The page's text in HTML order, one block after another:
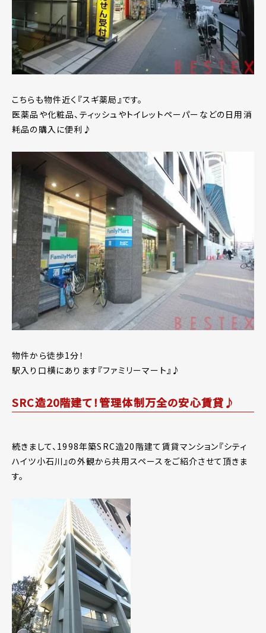
こちらも物件近く『スギ薬局』です。
医薬品や化粧品、ティッシュやトイレットペーパーなどの日用消
耗品の購入に便利♪
物件から徒歩1分！
駅入り口横にあります『ファミリーマート』♪
SRC造20階建て！管理体制万全の安心賃貸♪
続きまして、1998年築SRC造20階建て賃貸マンション『シティ
ハイツ小石川』の外観から共用スペースをご紹介させて頂きま
す。